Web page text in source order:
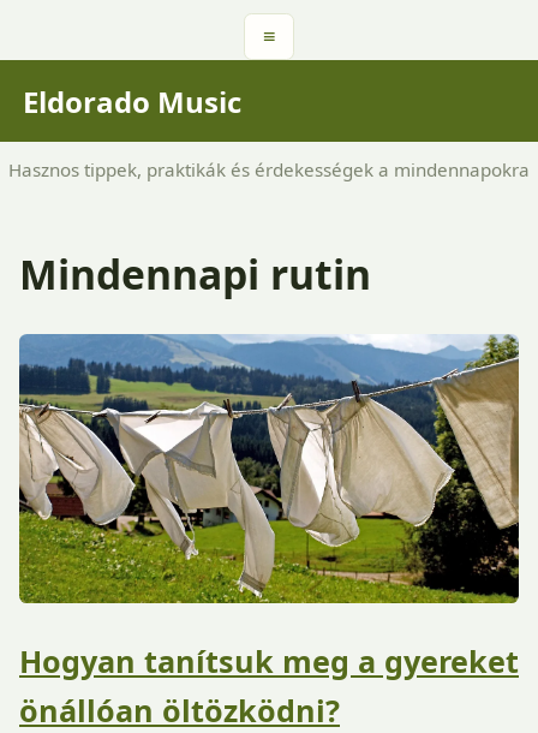
≡
Eldorado Music
Hasznos tippek, praktikák és érdekességek a mindennapokra
Mindennapi rutin
Hogyan tanítsuk meg a gyereket
önállóan öltözködni?